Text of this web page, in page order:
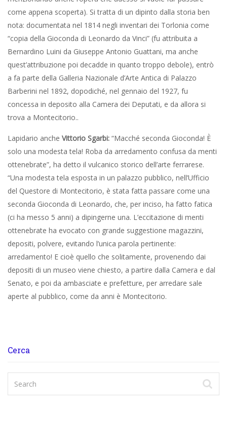
come appena scoperta). Si tratta di un dipinto dalla storia ben
nota: documentata nel 1814 negli inventari dei Torlonia come
“copia della Gioconda di Leonardo da Vinci” (fu attribuita a
Bernardino Luini da Giuseppe Antonio Guattani, ma anche
quest’attribuzione poi decadde in quanto troppo debole), entrò
a fa parte della Galleria Nazionale d’Arte Antica di Palazzo
Barberini nel 1892, dopodiché, nel gennaio del 1927, fu
concessa in deposito alla Camera dei Deputati, e da allora si
trova a Montecitorio..
Lapidario anche Vittorio Sgarbi: “Macché seconda Gioconda! È
solo una modesta tela! Roba da arredamento confusa da menti
ottenebrate”, ha detto il vulcanico storico dell’arte ferrarese.
“Una modesta tela esposta in un palazzo pubblico, nell’Ufficio
del Questore di Montecitorio, è stata fatta passare come una
seconda Gioconda di Leonardo, che, per inciso, ha fatto fatica
(ci ha messo 5 anni) a dipingerne una. L’eccitazione di menti
ottenebrate ha evocato con grande suggestione magazzini,
depositi, polvere, evitando l’unica parola pertinente:
arredamento! E cioè quello che solitamente, provenendo dai
depositi di un museo viene chiesto, a partire dalla Camera e dal
Senato, e poi da ambasciate e prefetture, per arredare sale
aperte al pubblico, come da anni è Montecitorio.
Cerca